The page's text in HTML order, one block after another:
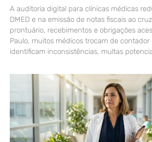
A auditoria digital para clínicas médicas
DMED e na emissão de notas fiscais ao
prontuário, recebimentos e obrigações
Paulo, muitos médicos trocam de
identificam inconsistências, multas